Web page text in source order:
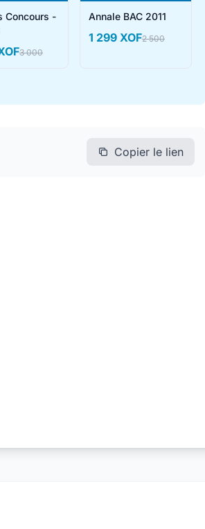
Concours -
3 000
Annale BAC 2011
1 299 XOF2 500
Copier le lien